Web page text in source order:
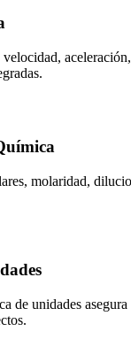
molaridad,
de unidades asegura